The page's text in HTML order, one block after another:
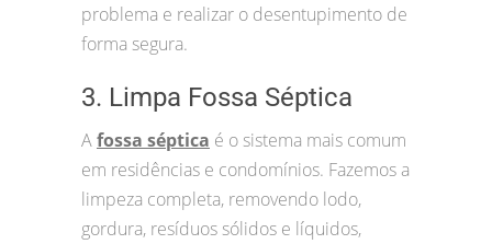
problema e realizar o desentupimento de
forma segura.
3. Limpa Fossa Séptica
Afossa séptica é o sistema mais comum
em residências e condomínios. Fazemos a
limpeza completa, removendo lodo,
gordura, resíduos sólidos e líquidos,